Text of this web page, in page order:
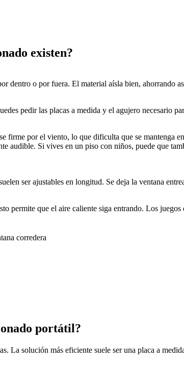
existen?
dentro o por fuera. El material aísla bien, ahorrando
pedir las placas a medida y el agujero necesario
por el viento, lo que dificulta que se mantenga
audible. Si vives en un piso con niños, puede que
ser ajustables en longitud. Se deja la ventana
permite que el aire caliente siga entrando. Los
corredera
portátil?
La solución más eficiente suele ser una placa a